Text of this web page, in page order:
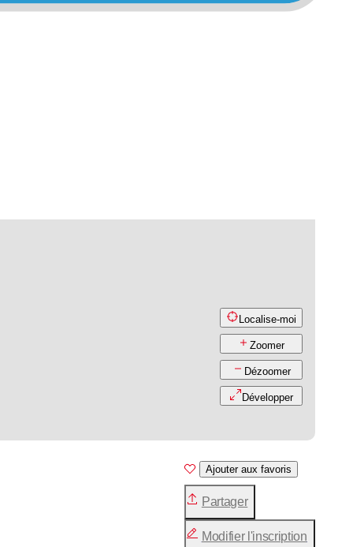
Localise-moi
Zoomer
Dézoomer
Développer
Ajouter aux favoris
Partager
Modifier l'inscription